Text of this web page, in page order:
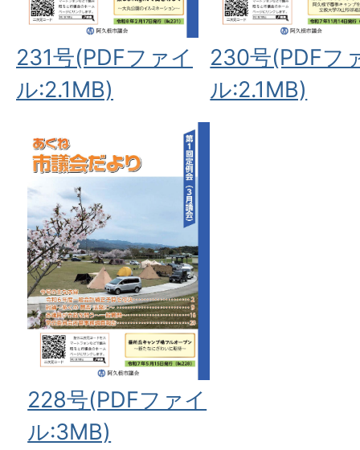
231号(PDFファイ
ル:2.1MB)
230号(PDFフ
ル:2.1MB)
228号(PDFファイ
ル:3MB)